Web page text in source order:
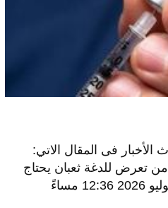
فى المقال الاتي:
تعرض للدغة ثعبان يحتاج